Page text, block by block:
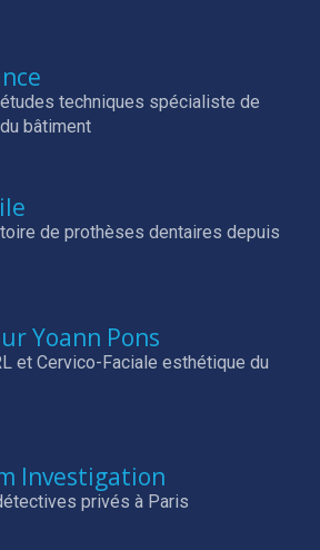
techniques spécialiste de
bâtiment
de prothèses dentaires depuis
Yoann Pons
et Cervico-Faciale esthétique du
Investigation
privés à Paris